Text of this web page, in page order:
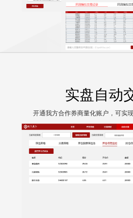
实盘自动
开通我方合作券商量化账户，可实